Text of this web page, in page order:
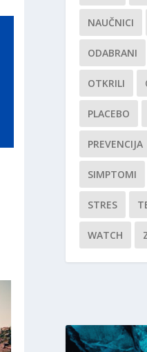
NAUČNICI
ODABRANI
OTKRILI
PLACEBO
PREVENCIJA
SIMPTOMI
STRES
WATCH